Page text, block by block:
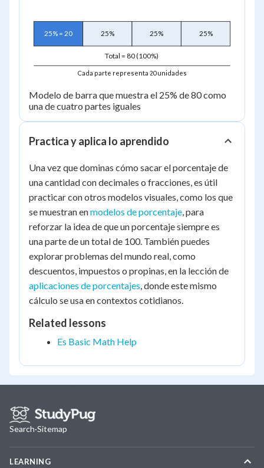
25% = 20 25% 25% 25%
Total = 80 (100%)
Cada parte representa 20 unidades
Modelo de barra que muestra el 25% de 80 como
una de cuatro partes iguales
Practica y aplica lo aprendido
Una vez que dominas cómo sacar el porcentaje de
una cantidad con decimales o fracciones, es útil
practicar con otros modelos visuales, como los que
se muestran enmodelos de porcentaje, para
reforzar la idea de que un porcentaje siempre es
una parte de un total de 100. También puedes
explorar problemas del mundo real, como
descuentos, impuestos o propinas, en la lección de
aplicaciones de porcentajes, donde este mismo
cálculo se usa en contextos cotidianos.
Related lessons
Es Basic Math Help
Search·Sitemap
LEARNING